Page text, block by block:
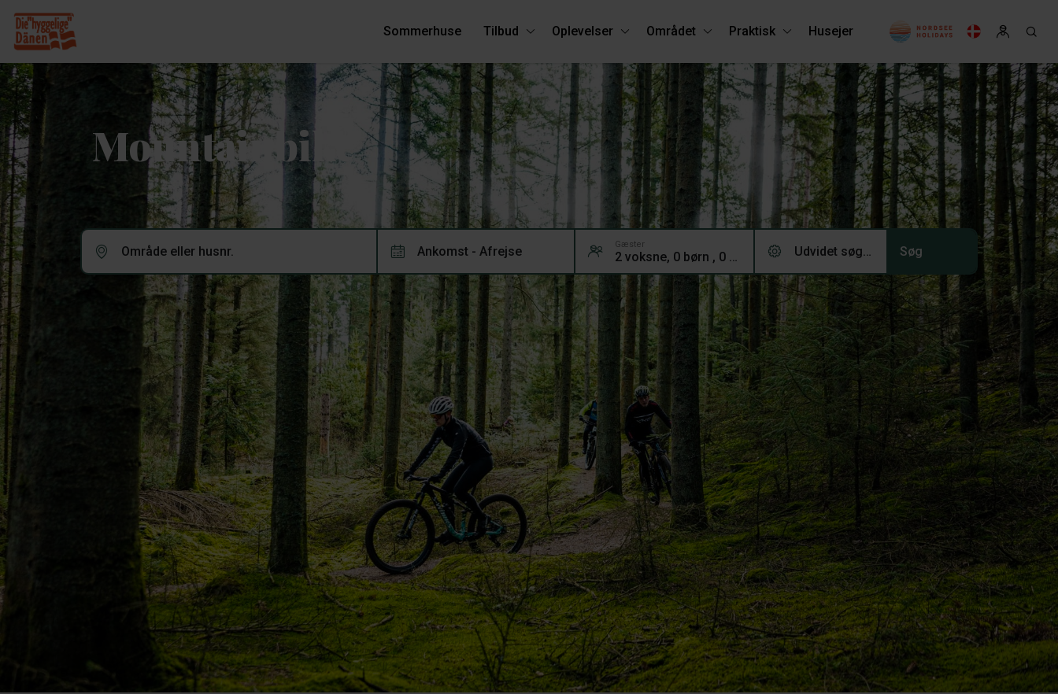
Sommerhuse Tilbud Oplevelser Området Praktisk Husejer
Mountainbike
Område eller husnr. Ankomst - Afrejse Gæster